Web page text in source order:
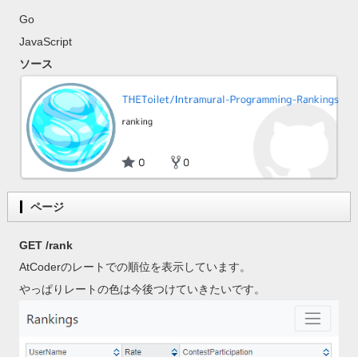
Go
JavaScript
ソース
ページ
GET /rank
AtCoderのレートでの順位を表示しています。
やっぱりレートの色は今後つけていきたいです。